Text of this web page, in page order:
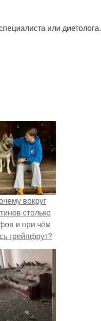
или диетолога.
вокруг
столько
и при чём
грейпфрут?